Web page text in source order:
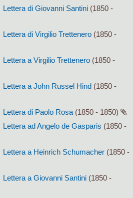
Lettera di Giovanni Santini (1850 -
Lettera di Virgilio Trettenero (1850 -
Lettera a Virgilio Trettenero (1850 -
Lettera a John Russel Hind (1850 -
Lettera di Paolo Rosa (1850 - 1850)
Lettera ad Angelo de Gasparis (1850 -
Lettera a Heinrich Schumacher (1850 -
Lettera a Giovanni Santini (1850 -